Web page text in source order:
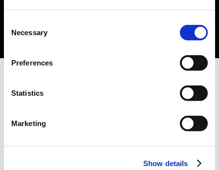
Selection
Necessary
Preferences
Statistics
Marketing
Show details